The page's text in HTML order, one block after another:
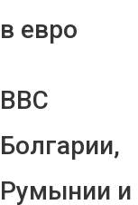
в евро
ВВС
Болгарии,
Румынии и